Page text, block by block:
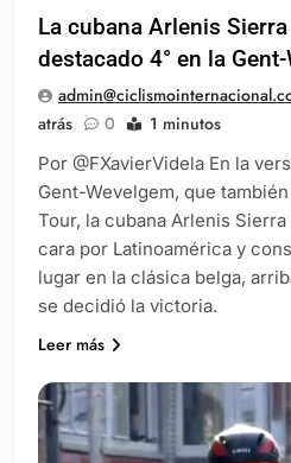
La cubana Arlenis
destacado 4° en la
atrás
0 1 minutos
Por @FXavierVidela En la
Gent-Wevelgem, que
Tour, la cubana Arlenis
cara por Latinoamérica y
lugar en la clásica belga,
se decidió la victoria.
Leer más